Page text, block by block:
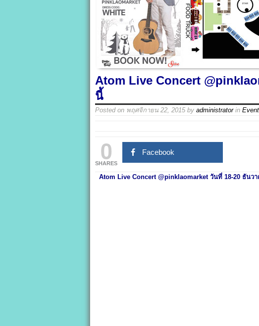
Atom Live Concert
นี้
Posted on พฤศจิกายน 22, 2015 by administratorin
0
SHARES
Facebook
Atom Live Concert @pinklaomarket วันที่ 18-20 ธันว